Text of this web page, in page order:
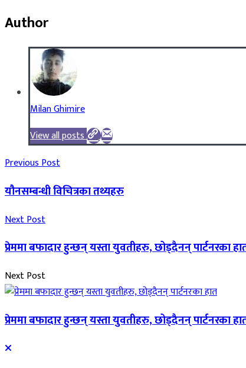
Author
Milan Ghimire
View all posts
Previous Post
यौनसम्बन्धी विचित्रका तथ्यहरु
Next Post
प्रेममा बफादार हुन्छन् यस्ता युवतीहरु, छोड्दैनन् पार्टनरका
Next Post
प्रेममा बफादार हुन्छन् यस्ता युवतीहरु, छोड्दैनन् पार्टनरका